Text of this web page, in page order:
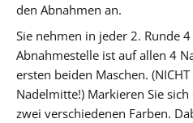
den Abnahmen an.
Sie nehmen in jeder 2. Runde
Abnahmestelle ist auf allen 4
ersten beiden Maschen.
Nadelmitte!) Markieren Sie
zwei verschiedenen Farben.